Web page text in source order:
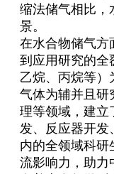
缩法储气相比，
景。
在水合物储气方
到应用研究的全
乙烷、丙烷等）
气体为辅并且研
理等领域，建立
发、反应器开发
内的全领域科研
流影响力，助力